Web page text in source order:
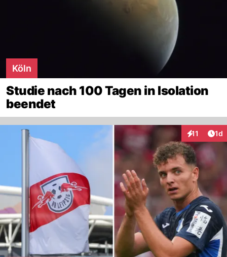
Köln
Studie nach 100 Tagen in Isolation
beendet
11 1d